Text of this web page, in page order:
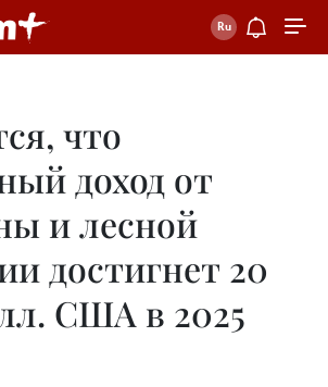
что
доход от
и лесной
достигнет 20
США в 2025